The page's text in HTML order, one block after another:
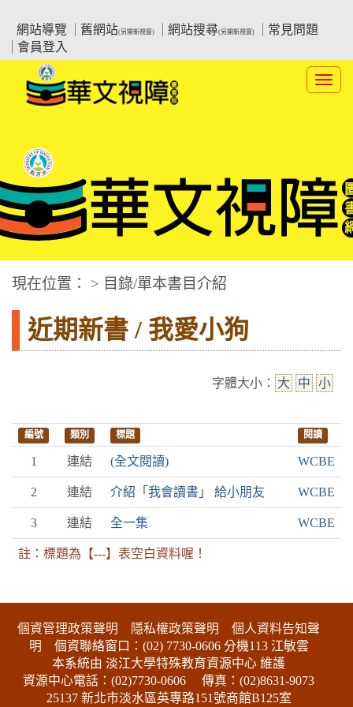
要
網站導覽
舊網站(另開新視窗) 網站搜尋(另開新視窗)
常見問題
會員登入
:::中央區塊
華文視障電子圖書網
現在位置： > 目錄/單本書目介紹
近期新書 / 我愛小狗
字體大小： 大 中 小
編號 類別 標題 閱讀
1 連結 (全文閱讀) WCBE
2 連結 介紹「我會讀書」 給小朋友 WCBE
3 連結 全一集 WCBE
註：標題為【---】表空白資料喔！
個資管理政策聲明 隱私權政策聲明
個人資料告知聲
明 個資聯絡窗口：(02) 7730-0606 分機113 江敏雲
本系統由 淡江大學特殊教育資源中心 維護
資源中心電話：(02)7730-0606
傳真：(02)8631-9073
25137 新北市淡水區英專路151號商館B125室